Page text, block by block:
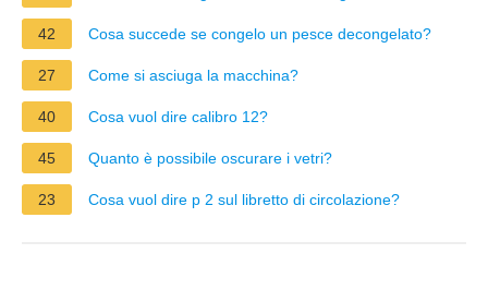
42 Cosa succede se congelo un pesce decongelato?
27 Come si asciuga la macchina?
40 Cosa vuol dire calibro 12?
45 Quanto è possibile oscurare i vetri?
23 Cosa vuol dire p 2 sul libretto di circolazione?